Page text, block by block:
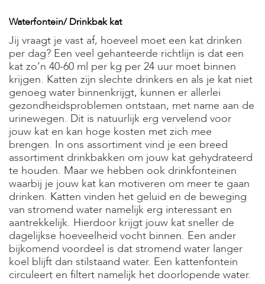
V
i
s
s
e
n
B
o
e
r
d
e
r
i
j
B
l
o
g
W
Waterfontein/ Drinkbak kat
Jij vraagt je vast af, hoeveel moet een kat drinken
per dag? Een veel gehanteerde richtlijn is dat een
kat zo’n 40-60 ml per kg per 24 uur moet binnen
krijgen. Katten zijn slechte drinkers en als je kat niet
genoeg water binnenkrijgt, kunnen er allerlei
gezondheidsproblemen ontstaan, met name aan de
urinewegen. Dit is natuurlijk erg vervelend voor
jouw kat en kan hoge kosten met zich mee
brengen. In ons assortiment vind je een breed
assortiment drinkbakken om jouw kat gehydrateerd
te houden. Maar we hebben ook drinkfonteinen
waarbij je jouw kat kan motiveren om meer te gaan
drinken. Katten vinden het geluid en de beweging
van stromend water namelijk erg interessant en
aantrekkelijk. Hierdoor krijgt jouw kat sneller de
dagelijkse hoeveelheid vocht binnen. Een ander
bijkomend voordeel is dat stromend water langer
koel blijft dan stilstaand water. Een kattenfontein
circuleert en filtert namelijk het doorlopende water.